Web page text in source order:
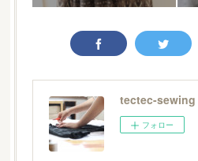
tectec-sewing
フォロー